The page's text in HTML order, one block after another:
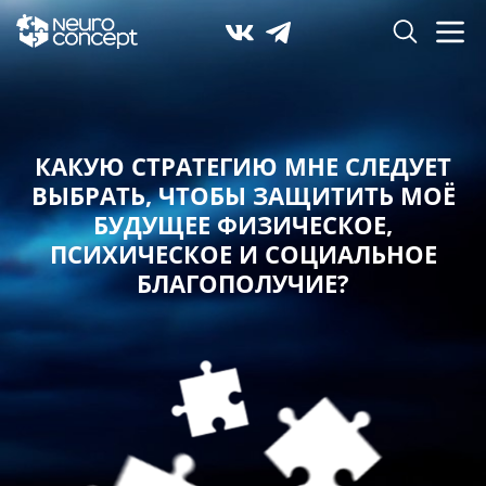
КАКУЮ СТРАТЕГИЮ МНЕ СЛЕДУЕТ
ВЫБРАТЬ,ЧТОБЫ ЗАЩИТИТЬ МОЁ
БУДУЩЕЕ ФИЗИЧЕСКОЕ,
ПСИХИЧЕСКОЕ И СОЦИАЛЬНОЕ
БЛАГОПОЛУЧИЕ?